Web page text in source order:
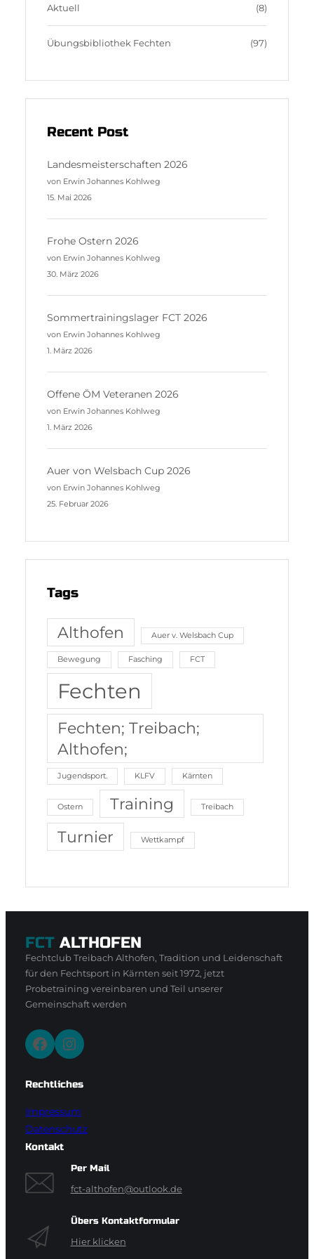
m
s
Aktuell (8)
Übungsbibliothek Fechten (97)
Recent Post
Landesmeisterschaften 2026
von Erwin Johannes Kohlweg
15. Mai 2026
Frohe Ostern 2026
von Erwin Johannes Kohlweg
30. März 2026
Sommertrainingslager FCT 2026
von Erwin Johannes Kohlweg
1. März 2026
Offene ÖM Veteranen 2026
von Erwin Johannes Kohlweg
1. März 2026
Auer von Welsbach Cup 2026
von Erwin Johannes Kohlweg
25. Februar 2026
Tags
Althofen Auer v. Welsbach Cup
Bewegung Fasching FCT
Fechten
Fechten; Treibach;
Althofen;
Jugendsport. KLFV Kärnten
Ostern Training Treibach
Turnier Wettkampf
FCT ALTHOFEN
Fechtclub Treibach Althofen, Tradition und Leidenschaft
für den Fechtsport in Kärnten seit 1972, jetzt
Probetraining vereinbaren und Teil unserer
Gemeinschaft werden
Facebook Instagram
Rechtliches
Impressum
Datenschutz
Kontakt
Per Mail
fct-althofen@outlook.de
Übers Kontaktformular
Hier klicken